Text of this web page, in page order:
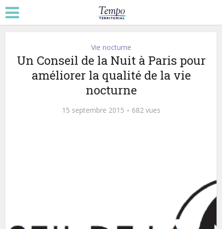
Vie nocturne
Un Conseil de la Nuit à Paris pour
améliorer la qualité de la vie
nocturne
15 septembre 2015 682 vues